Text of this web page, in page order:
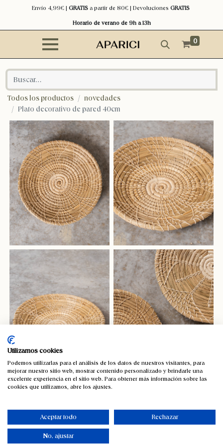
Envío 4,99€ | GRATISa partir de 80€ | Devoluciones GRATIS
Horario de verano de 9h a 13h
0
Todos los productos
novedades
Plato decorativo de pared 40cm
Plato decorativo de pared 40cm
€ IVA incluido
Utilizamos cookies
Podemos utilizarlas para el análisis de los datos de nuestros visitantes, para
mejorar nuestro sitio web, mostrar contenido personalizado y brindarle una
excelente experiencia en el sitio web. Para obtener más información sobre las
cookies que utilizamos, abre los ajustes.
Aceptar todo Rechazar
No, ajustar